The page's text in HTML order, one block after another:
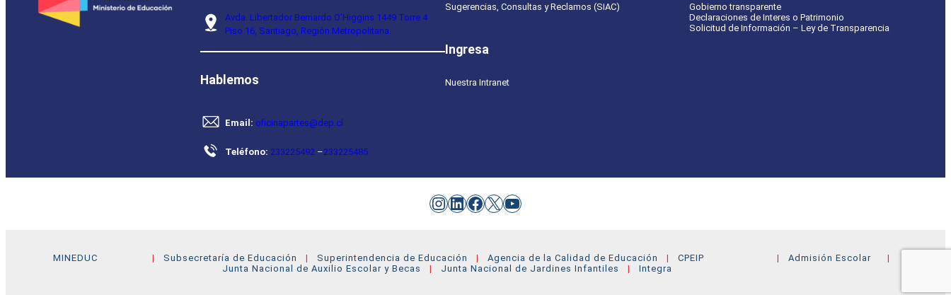
Avda. Libertador Bernardo O’Higgins 1449 Torre 4
Piso 16, Santiago, Región Metropolitana.
Hablemos
Email: oficinapartes@dep.cl
Teléfono: 233225492 –233225485
Sugerencias, Consultas y Reclamos (SIAC)
Ingresa
Nuestra Intranet
Gobierno transparente
Declaraciones de Interes o Patrimonio
Solicitud de Información – Ley de Transparencia
Instagram
LinkedIn
Facebook
X YouTube
MINEDUC Subsecretaría de Educación Superintendencia de Educación Agencia de la Calidad de Educación CPEIP
Admisión Escolar
Junta Nacional de Auxilio Escolar y Becas
Junta Nacional de Jardines Infantiles Integra